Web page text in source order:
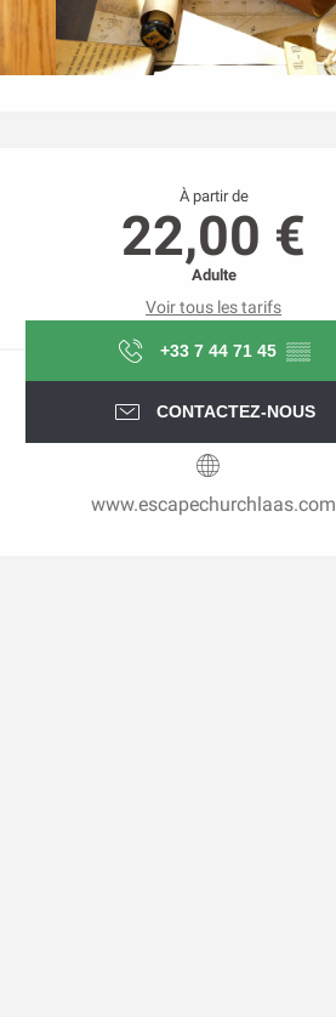
À partir de
22,00 €
Adulte
Voir tous les tarifs
+33 7 44 71 45 ▒▒
CONTACTEZ-NOUS
www.escapechurchlaas.com